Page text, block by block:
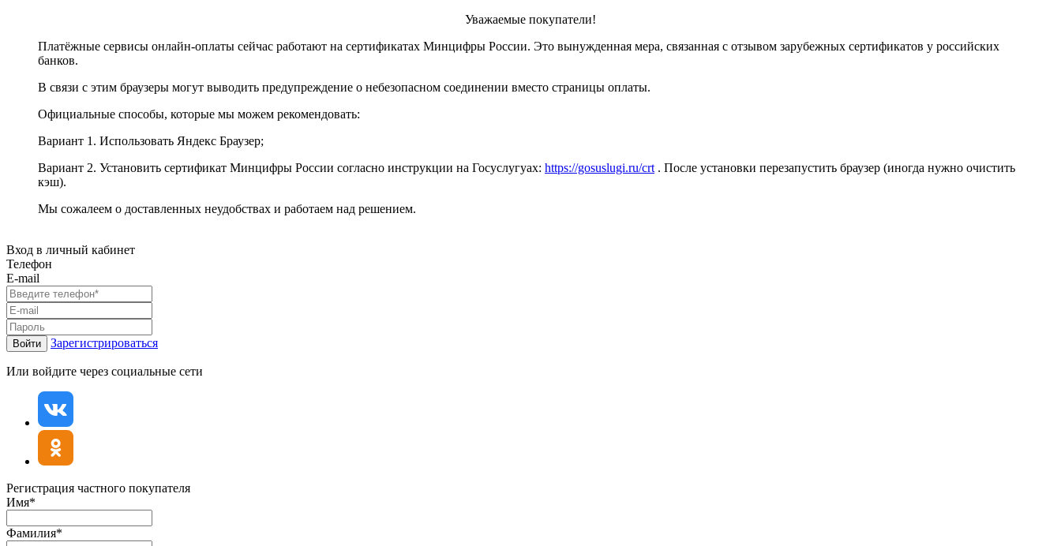
Уважаемые покупатели!
Платёжные сервисы онлайн-оплаты сейчас работают на сертификатах Минцифры России. Это вынужденная мера, связанная с отзывом зарубежных сертификатов у российских
банков.
В связи с этим браузеры могут выводить предупреждение о небезопасном соединении вместо страницы оплаты.
Официальные способы, которые мы можем рекомендовать:
Вариант 1. Использовать Яндекс Браузер;
Вариант 2. Установить сертификат Минцифры России согласно инструкции на Госуслугуах: https://gosuslugi.ru/crt . После установки перезапустить браузер (иногда нужно очистить
кэш).
Мы сожалеем о доставленных неудобствах и работаем над решением.
Вход в личный кабинет
Телефон
E-mail
Войти Зарегистрироваться
Или войдите через социальные сети
Регистрация частного покупателя
Имя*
Фамилия*